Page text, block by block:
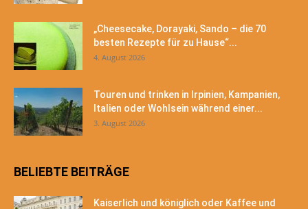
„Cheesecake, Dorayaki, Sando – die 70
besten Rezepte für zu Hause“...
4. August 2026
Touren und trinken in Irpinien, Kampanien,
Italien oder Wohlsein während einer...
3. August 2026
BELIEBTE BEITRÄGE
Kaiserlich und königlich oder Kaffee und